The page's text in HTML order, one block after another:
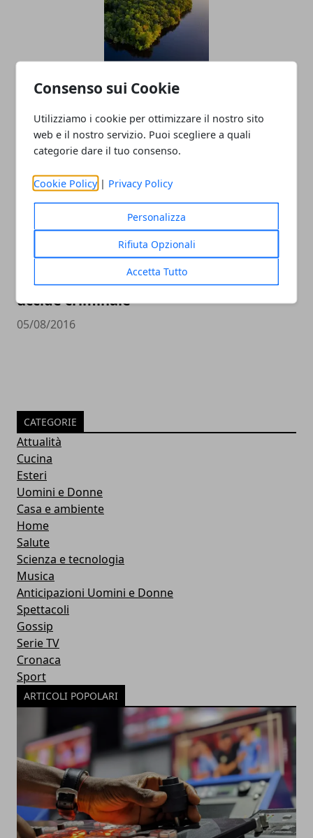
Consenso sui Cookie
Utilizziamo i cookie per ottimizzare il nostro sito
web e il nostro servizio. Puoi scegliere a quali
categorie dare il tuo consenso.
Cookie Policy | Privacy Policy
Personalizza
Rifiuta Opzionali
Accetta Tutto
Come visitare la foresta amazzonica:
06/01/2023
Olimpiadi 2016: vice console russo
uccide criminale
05/08/2016
CATEGORIE
Attualità
Cucina
Esteri
Uomini e Donne
Casa e ambiente
Home
Salute
Scienza e tecnologia
Musica
Anticipazioni Uomini e Donne
Spettacoli
Gossip
Serie TV
Cronaca
Sport
ARTICOLI POPOLARI